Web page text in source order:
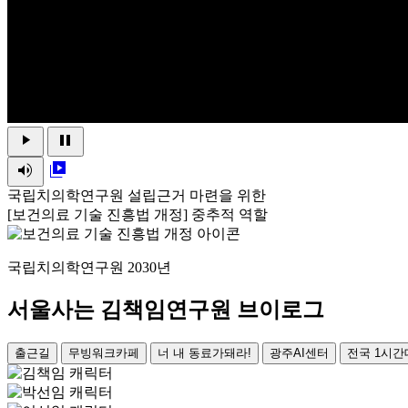
play_arrow
pause
volume_up
video_library
국립치의학연구원 설립근거 마련을 위한
[보건의료 기술 진흥법 개정] 중추적 역할
국립치의학연구원 2030년
서울사는 김책임연구원 브이로그
출근길 무빙워크카페 너 내 동료가돼라! 광주AI센터 전국 1시간